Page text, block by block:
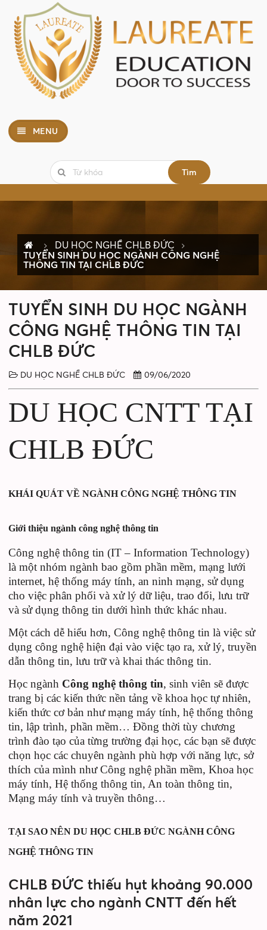
MENU
Tìm
DU HỌC NGHỀ CHLB ĐỨC
TUYỂN SINH DU HỌC NGÀNH CÔNG NGHỆ
THÔNG TIN TẠI CHLB ĐỨC
TUYỂN SINH DU HỌC NGÀNH
CÔNG NGHỆ THÔNG TIN TẠI
CHLB ĐỨC
DU HỌC NGHỀ CHLB ĐỨC 09/06/2020
DU HỌC CNTT TẠI
CHLB ĐỨC
KHÁI QUÁT VỀ NGÀNH CÔNG NGHỆ THÔNG TIN
Giới thiệu ngành công nghệ thông tin
Công nghệ thông tin (IT – Information Technology)
là một nhóm ngành bao gồm phần mềm, mạng lưới
internet, hệ thống máy tính, an ninh mạng, sử dụng
cho việc phân phối và xử lý dữ liệu, trao đổi, lưu trữ
và sử dụng thông tin dưới hình thức khác nhau.
Một cách dễ hiểu hơn, Công nghệ thông tin là việc sử
dụng công nghệ hiện đại vào việc tạo ra, xử lý, truyền
dẫn thông tin, lưu trữ và khai thác thông tin.
Học ngành Công nghệ thông tin, sinh viên sẽ được
trang bị các kiến thức nền tảng về khoa học tự nhiên,
kiến thức cơ bản như mạng máy tính, hệ thống thông
tin, lập trình, phần mềm… Đồng thời tùy chương
trình đào tạo của từng trường đại học, các bạn sẽ được
chọn học các chuyên ngành phù hợp với năng lực, sở
thích của mình như Công nghệ phần mềm, Khoa học
máy tính, Hệ thống thông tin, An toàn thông tin,
Mạng máy tính và truyền thông…
TẠI SAO NÊN DU HỌC CHLB ĐỨC NGÀNH CÔNG
NGHỆ THÔNG TIN
CHLB ĐỨC thiếu hụt khoảng 90.000
nhân lực cho ngành CNTT đến hết
năm 2021